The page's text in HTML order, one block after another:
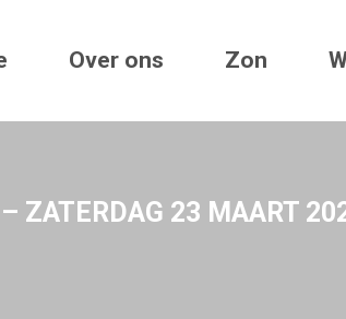
Over ons Zon
ZATERDAG 23 MAART